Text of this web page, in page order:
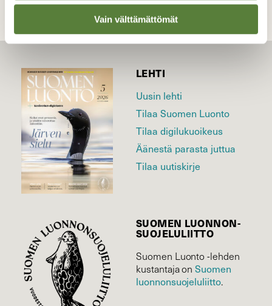
Vain välttämättömät
LEHTI
Uusin lehti
Tilaa Suomen Luonto
Tilaa digilukuoikeus
Äänestä parasta juttua
Tilaa uutiskirje
SUOMEN LUONNON­
SUOJELU­LIITTO
Suomen Luonto -lehden
kustantaja onSuomen
luonnonsuojelu­liitto.